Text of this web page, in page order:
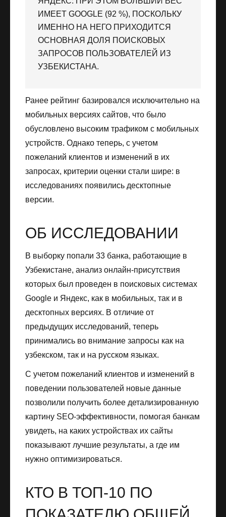
ИМЕЕТ GOOGLE (92 %), ПОСКОЛЬКУ
ИМЕННО НА НЕГО ПРИХОДИТСЯ
ОСНОВНАЯ ДОЛЯ ПОИСКОВЫХ
ЗАПРОСОВ ПОЛЬЗОВАТЕЛЕЙ ИЗ
УЗБЕКИСТАНА.
Ранее рейтинг базировался исключительно на
мобильных версиях сайтов, что было
обусловлено высоким трафиком с мобильных
устройств. Однако теперь, с учетом
пожеланий клиентов и изменений в их
запросах, критерии оценки стали шире: в
исследованиях появились десктопные
версии.
ОБ ИССЛЕДОВАНИИ
В выборку попали 33 банка, работающие в
Узбекистане, анализ онлайн-присутствия
которых был проведен в поисковых системах
Google и Яндекс, как в мобильных, так и в
десктопных версиях. В отличие от
предыдущих исследований, теперь
принимались во внимание запросы как на
узбекском, так и на русском языках.
С учетом пожеланий клиентов и изменений в
поведении пользователей новые данные
позволили получить более детализированную
картину SEO-эффективности, помогая банкам
увидеть, на каких устройствах их сайты
показывают лучшие результаты, а где им
нужно оптимизироваться.
КТО В ТОП-10 ПО